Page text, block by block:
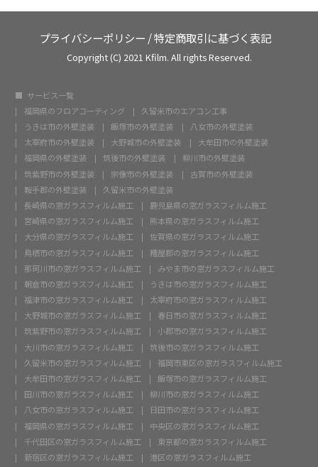
プライバシーポリシー /特定商取引に基づく表記
Copyright (C) 2021 Kfilm. All rights Reserved.
サービス一覧
福岡県のフロアコーティング
久留米市のエアコン工事
うきは市の外壁塗装
飯塚市の外壁塗装
八女市の外壁塗装
太宰府市の外壁塗装
大野城市の外壁塗装
大牟田市の外壁塗装
福岡県の外壁塗装
筑後市の外壁塗装
柳川市の外壁塗装
筑紫野市の外壁塗装
宗像市の外壁塗装
古賀市の外壁塗装
鞍手郡の外壁塗装
久留米市の外壁塗装
長崎県の窓ガラスフィルム施工
鹿児島県の窓ガラスフィルム施工
宮崎県の窓ガラスフィルム施工
熊本県の窓ガラスフィルム施工
大分県の窓ガラスフィルム施工
佐賀県の窓ガラスフィルム施工
鳥栖市の窓ガラスフィルム施工
糟屋郡の窓ガラスフィルム施工
那珂川市の窓ガラスフィルム施工
みやま市の窓ガラスフィルム施工
朝倉市の窓ガラスフィルム施工
うきは市の窓ガラスフィルム施工
福津市の窓ガラスフィルム施工
太宰府市の窓ガラスフィルム施工
大野城市の窓ガラスフィルム施工
春日市の窓ガラスフィルム施工
筑紫野市の窓ガラスフィルム施工
小郡市の窓ガラスフィルム施工
大川市の窓ガラスフィルム施工
筑後市の窓ガラスフィルム施工
久留米市の窓ガラスフィルム施工
福岡市東区の窓ガラスフィルム施工
大牟田市の窓ガラスフィルム施工
飯塚市の窓ガラスフィルム施工
田川市の窓ガラスフィルム施工
柳川市の窓ガラスフィルム施工
八女市の窓ガラスフィルム施工
日田市の窓ガラスフィルム施工
福岡県の窓ガラスフィルム施工
中央区の窓ガラスフィルム施工
千代田区の窓ガラスフィルム施工
東京都の窓ガラスフィルム施工
新宿区の窓ガラスフィルム施工
港区の窓ガラスフィルム施工